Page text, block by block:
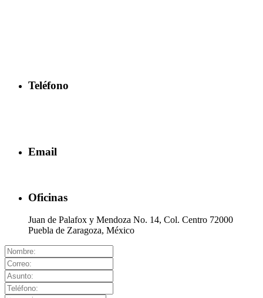
Teléfono
Email
Oficinas
Juan de Palafox y Mendoza No. 14, Col. Centro 72000
Puebla de Zaragoza, México